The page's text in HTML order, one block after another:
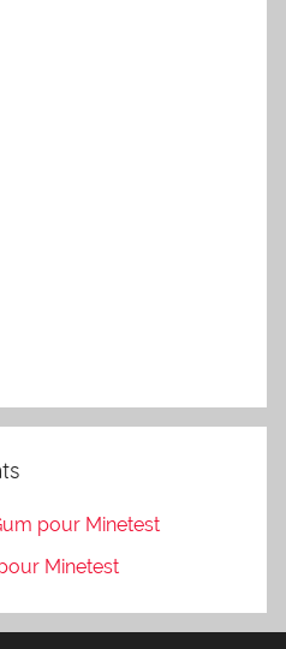
pour Minetest
Minetest